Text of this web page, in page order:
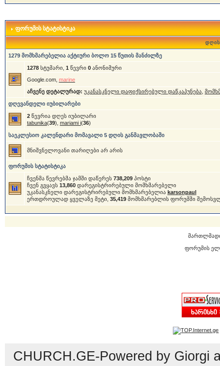
ფორუმის სტატისტიკა
დღის
1279 მომხმარებელია აქტიური ბოლო 15 წუთის მანძილზე
1278სტუმარი, 1 წევრი 0ანონიმური
Google.com, marine
აჩვენე დეტალურად: უკანასკნელი დაფიქსირებული დაწკაპუნება
დღევანდელი იუბილარები
2წევრია დღეს იუბილარი
tabunika(39), mariami i(36)
საეკლესიო კალენდარი მომავალი 5 დღის განმავლობაში
მნიშვნელოვანი თარიღები არ არის
ფორუმის სტატისტიკა
ჩვენმა წევრებმა ჯამში დაწერეს 738,209პოსტი
ჩვენ გვყავს 13,860დარეგისტრირებული მომხმარებელი
უკანასკნელი დარეგისტრირებული მომხმარებელია karsonpaul
ერთდროულად ყველაზე მეტი, 35,419მომხმარებლის ფორუმში
ფორუმის
CHURCH.GE-Powered by Giorgi